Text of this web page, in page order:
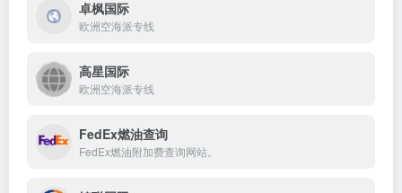
卓枫国际
欧洲空海派专线
高星国际
欧洲空海派专线
FedEx燃油查询
FedEx燃油附加费查询网站。